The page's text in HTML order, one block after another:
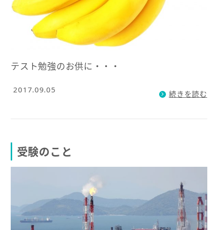
テスト勉強のお供に・・・
2017.09.05 続きを読む
受験のこと